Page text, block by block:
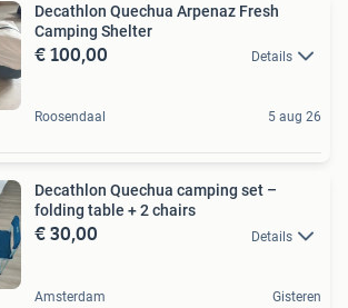
Decathlon Quechua Arpenaz Fresh
Camping Shelter
€ 100,00 Details
Roosendaal 5 aug 26
Decathlon Quechua camping set –
folding table + 2 chairs
€ 30,00 Details
Amsterdam Gisteren